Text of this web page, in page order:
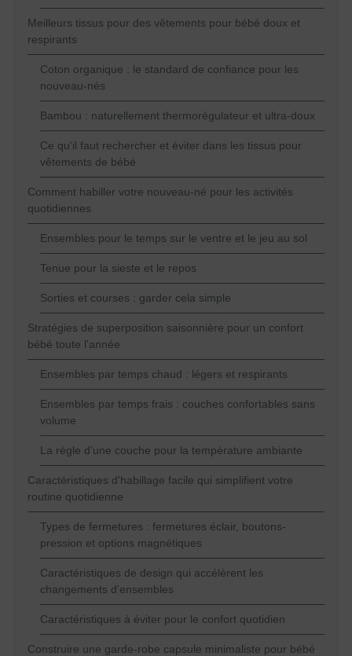
Meilleurs tissus pour des vêtements pour bébé doux et
respirants
Coton organique : le standard de confiance pour les
nouveau-nés
Bambou : naturellement thermorégulateur et ultra-doux
Ce qu'il faut rechercher et éviter dans les tissus pour
vêtements de bébé
Comment habiller votre nouveau-né pour les activités
quotidiennes
Ensembles pour le temps sur le ventre et le jeu au sol
Tenue pour la sieste et le repos
Sorties et courses : garder cela simple
Stratégies de superposition saisonnière pour un confort
bébé toute l'année
Ensembles par temps chaud : légers et respirants
Ensembles par temps frais : couches confortables sans
volume
La règle d'une couche pour la température ambiante
Caractéristiques d'habillage facile qui simplifient votre
routine quotidienne
Types de fermetures : fermetures éclair, boutons-
pression et options magnétiques
Caractéristiques de design qui accélèrent les
changements d'ensembles
Caractéristiques à éviter pour le confort quotidien
Construire une garde-robe capsule minimaliste pour bébé